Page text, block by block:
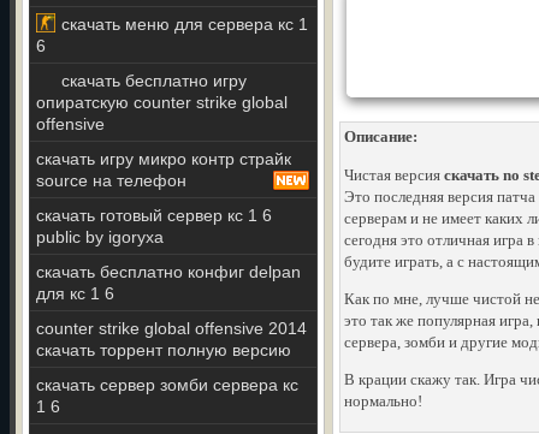
скачать меню для сервера кс 1
6
скачать бесплатно игру
опиратскую counter strike global
offensive
скачать игру микро контр страйк
source на телефон
скачать готовый сервер кс 1 6
public by igoryxa
скачать бесплатно конфиг delpan
для кс 1 6
counter strike global offensive 2014
скачать торрент полную версию
скачать сервер зомби сервера кс
1 6
Описание:
Чистая версия скачать no
Это последняя версия
серверам и не имеет каких
сегодня это отличная игра
будите играть, а с
Как по мне, лучше чистой
это так же популярная
сервера, зомби и другие
В крации скажу так. Игра
нормально!